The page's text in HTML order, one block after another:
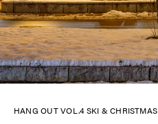
HANG OUT VOL.4 SKI & CHRISTMAS